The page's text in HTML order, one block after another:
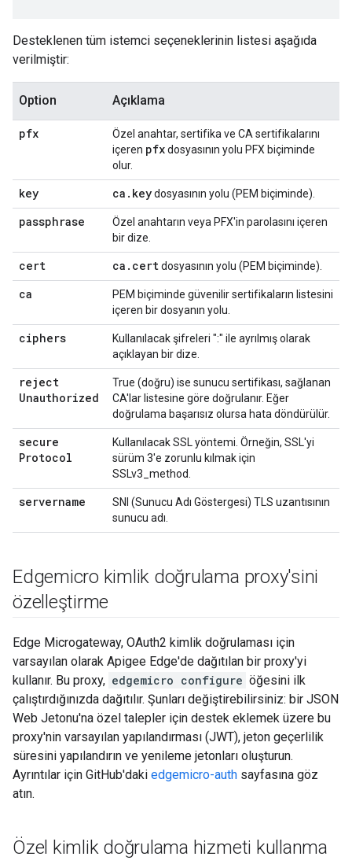
Desteklenen tüm istemci seçeneklerinin listesi aşağıda
verilmiştir:
Option Açıklama
pfx
Özel anahtar, sertifika ve CA sertifikalarını
içeren pfxdosyasının yolu PFX biçiminde
olur.
key ca . keydosyasının yolu (PEM biçiminde).
passphrase
Özel anahtarın veya PFX'in parolasını içeren
bir dize.
cert ca . certdosyasının yolu (PEM biçiminde).
ca
PEM biçiminde güvenilir sertifikaların listesini
içeren bir dosyanın yolu.
ciphers
Kullanılacak şifreleri ":" ile ayrılmış olarak
açıklayan bir dize.
reject
Unauthorized
True (doğru) ise sunucu sertifikası, sağlanan
CA'lar listesine göre doğrulanır. Eğer
doğrulama başarısız olursa hata döndürülür.
secure
Protocol
Kullanılacak SSL yöntemi. Örneğin, SSL'yi
sürüm 3'e zorunlu kılmak için
SSLv3_method.
servername
SNI (Sunucu Adı Göstergesi) TLS uzantısının
sunucu adı.
Edgemicro kimlik doğrulama proxy'sini
özelleştirme
Edge Microgateway, OAuth2 kimlik doğrulaması için
varsayılan olarak Apigee Edge'de dağıtılan bir proxy'yi
kullanır. Bu proxy, edgemicro configure öğesini ilk
çalıştırdığınızda dağıtılır. Şunları değiştirebilirsiniz: bir JSON
Web Jetonu'na özel talepler için destek eklemek üzere bu
proxy'nin varsayılan yapılandırması (JWT), jeton geçerlilik
süresini yapılandırın ve yenileme jetonları oluşturun.
Ayrıntılar için GitHub'daki edgemicro-auth sayfasına göz
atın.
Özel kimlik doğrulama hizmeti kullanma